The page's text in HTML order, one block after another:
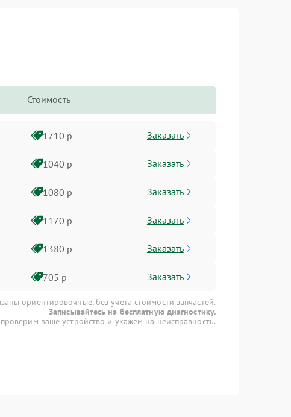
Стоимость
1710 р Заказать
1040 р Заказать
1080 р Заказать
1170 р Заказать
1380 р Заказать
705 р Заказать
ориентировочные, без учета стоимости запчастей.
Записывайтесь на бесплатную диагностику.
ваше устройство и укажем на неисправность.